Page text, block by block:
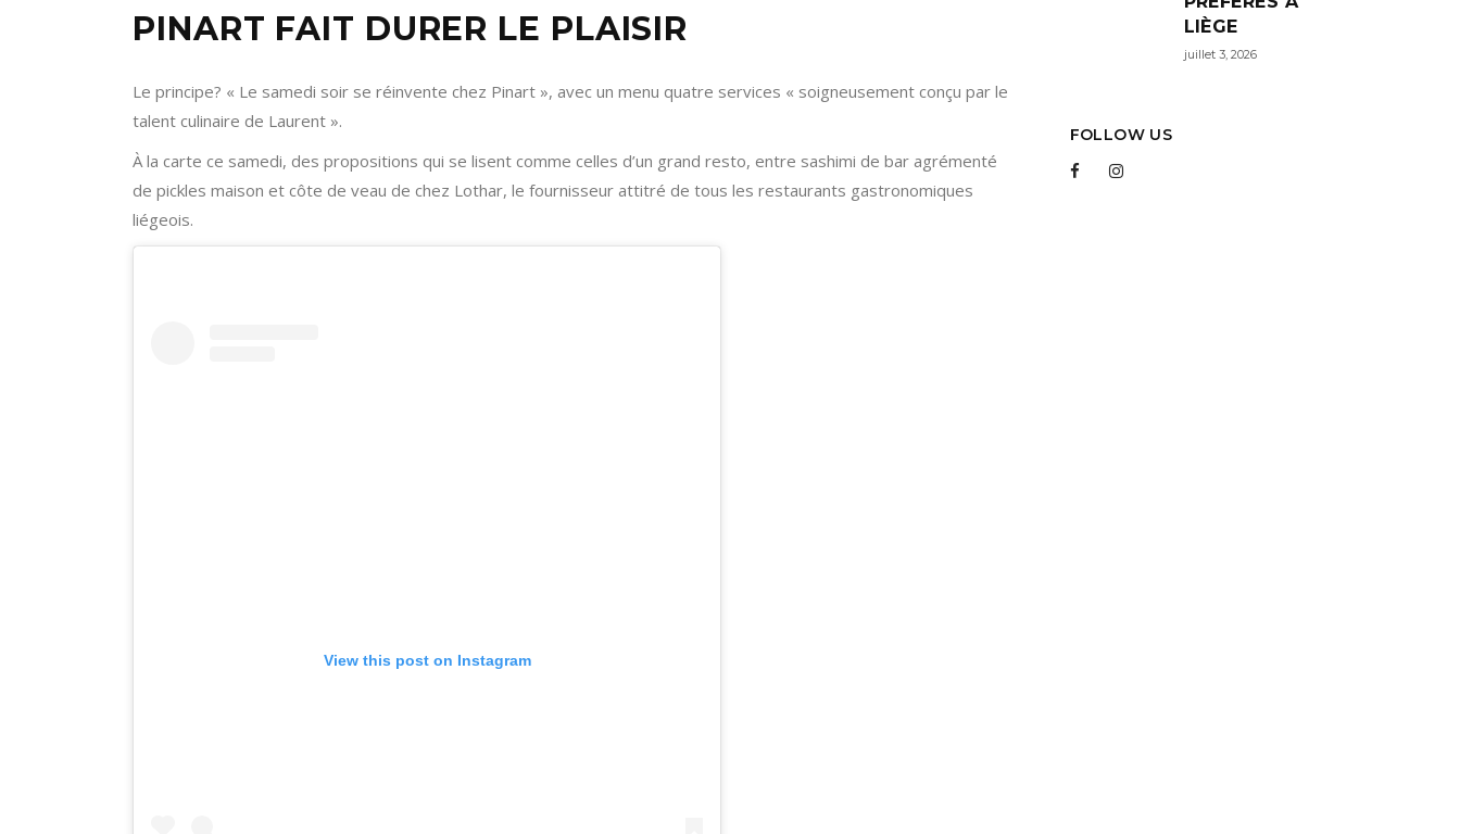
PINART FAIT DURER LE PLAISIR
Le principe? « Le samedi soir se réinvente chez Pinart », avec un menu quatre services « soigneusement conçu par le
talent culinaire de Laurent ».
À la carte ce samedi, des propositions qui se lisent comme celles d’un grand resto, entre sashimi de bar agrémenté
de pickles maison et côte de veau de chez Lothar, le fournisseur attitré de tous les restaurants gastronomiques
liégeois.
View this post on Instagram
LIÈGE
juillet 3, 2026
FOLLOW US